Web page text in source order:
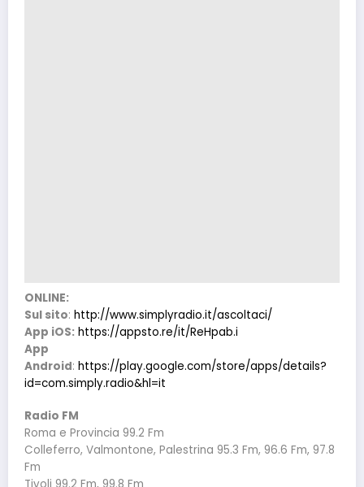
ONLINE:
Sul sito: http://www.simplyradio.it/ascoltaci/
App iOS: https://appsto.re/it/ReHpab.i
App
Android: https://play.google.com/store/apps/details?
id=com.simply.radio&hl=it
Radio FM
Roma e Provincia 99.2 Fm
Colleferro, Valmontone, Palestrina 95.3 Fm, 96.6 Fm, 97.8
Fm